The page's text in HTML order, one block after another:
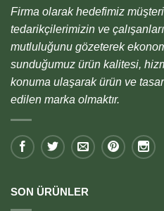
Firma olarak hedefimiz
tedarikçilerimizin ve
mutluluğunu gözeterek
sunduğumuz ürün kalitesi,
konuma ulaşarak ürün ve
edilen marka olmaktır.
SON ÜRÜNLER